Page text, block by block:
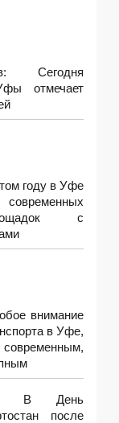
Сегодня
отмечает
году в Уфе
с
внимание
в Уфе,
В День
после